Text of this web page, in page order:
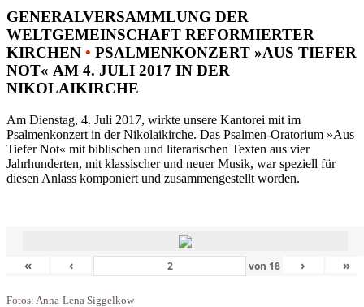
GENERALVERSAMMLUNG DER
WELTGEMEINSCHAFT REFORMIERTER
KIRCHEN • PSALMENKONZERT »AUS TIEFER
NOT« AM 4. JULI 2017 IN DER
NIKOLAIKIRCHE
Am Dienstag, 4. Juli 2017, wirkte unsere Kantorei mit im
Psalmenkonzert in der Nikolaikirche. Das Psalmen-Oratorium »Aus
Tiefer Not« mit biblischen und literarischen Texten aus vier
Jahrhunderten, mit klassischer und neuer Musik, war speziell für
diesen Anlass komponiert und zusammengestellt worden.
« ‹ von 18 › »
Fotos: Anna-Lena Siggelkow